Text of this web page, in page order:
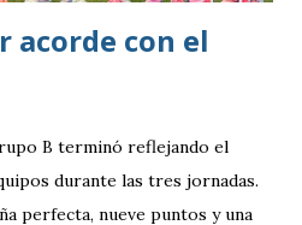
acorde con el
B terminó reflejando el
durante las tres jornadas.
perfecta, nueve puntos y una